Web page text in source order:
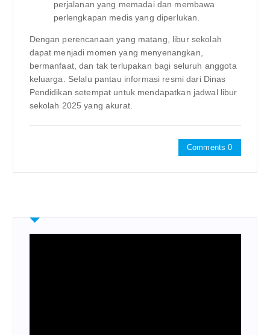
perjalanan yang memadai dan membawa
perlengkapan medis yang diperlukan.
Dengan perencanaan yang matang, libur sekolah
dapat menjadi momen yang menyenangkan,
bermanfaat, dan tak terlupakan bagi seluruh anggota
keluarga. Selalu pantau informasi resmi dari Dinas
Pendidikan setempat untuk mendapatkan jadwal libur
sekolah 2025 yang akurat.
Comments 0